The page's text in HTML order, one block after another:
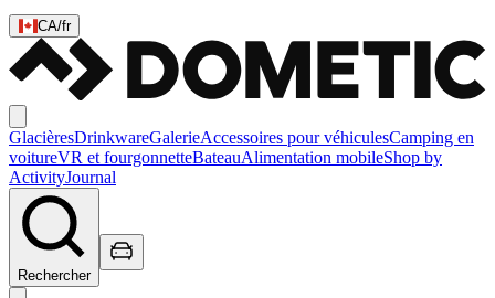
CA/fr
GlacièresDrinkwareGalerieAccessoires pour véhiculesCamping en
voitureVR et fourgonnetteBateauAlimentation mobileShop by
ActivityJournal
Rechercher